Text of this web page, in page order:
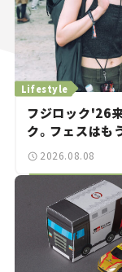
フジロック'26
ク。フェスはも
Lifestyle
2026.08.08